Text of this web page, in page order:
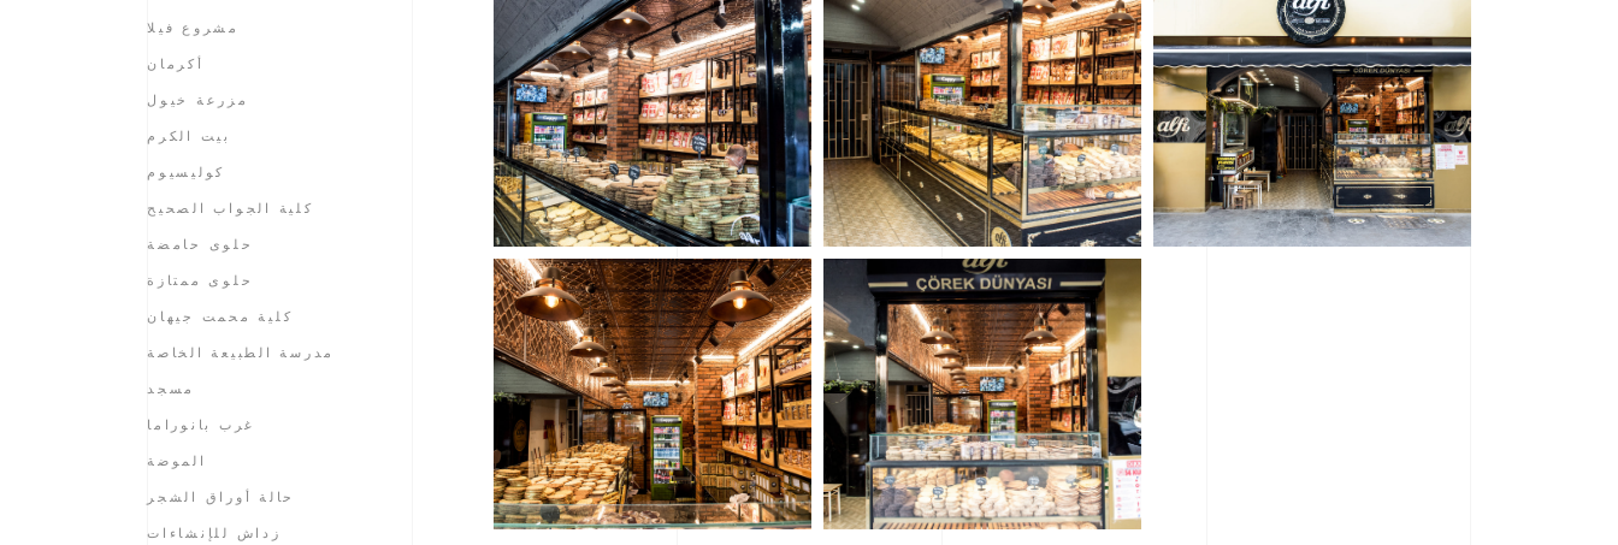
مشروع فيلا
أكرمان
مزرعة خيول
بيت الكرم
كوليسيوم
كلية الجواب الصحيح
حلوى حامضة
حلوى ممتازة
كلية محمت جيهان
مدرسة الطبيعة الخاصة
مسجد
غرب بانوراما
الموضة
حالة أوراق الشجر
زداش للإنشاءات